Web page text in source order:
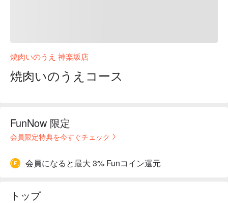
焼肉いのうえ 神楽坂店
焼肉いのうえコース
FunNow 限定
会員限定特典を今すぐチェック
会員になると最大 3% Funコイン還元
トップ